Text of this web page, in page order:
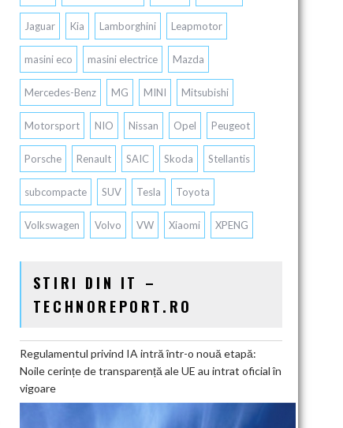
Jaguar Kia Lamborghini Leapmotor
masini eco masini electrice Mazda
Mercedes-Benz MG MINI Mitsubishi
Motorsport NIO Nissan Opel Peugeot
Porsche Renault SAIC Skoda Stellantis
subcompacte SUV Tesla Toyota
Volkswagen Volvo VW Xiaomi XPENG
STIRI DIN IT –
TECHNOREPORT.RO
Regulamentul privind IA intră într-o nouă etapă:
Noile cerințe de transparență ale UE au intrat oficial în
vigoare